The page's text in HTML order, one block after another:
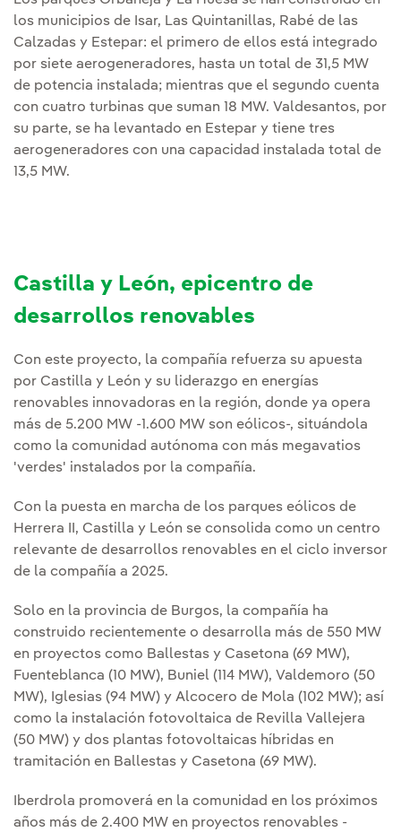
los municipios de Isar, Las Quintanillas, Rabé de las
Calzadas y Estepar: el primero de ellos está integrado
por siete aerogeneradores, hasta un total de 31,5 MW
de potencia instalada; mientras que el segundo cuenta
con cuatro turbinas que suman 18 MW. Valdesantos, por
su parte, se ha levantado en Estepar y tiene tres
aerogeneradores con una capacidad instalada total de
13,5 MW.
Castilla y León, epicentro de
desarrollos renovables
Con este proyecto, la compañía refuerza su apuesta
por Castilla y León y su liderazgo en energías
renovables innovadoras en la región, donde ya opera
más de 5.200 MW -1.600 MW son eólicos-, situándola
como la comunidad autónoma con más megavatios
'verdes' instalados por la compañía.
Con la puesta en marcha de los parques eólicos de
Herrera II, Castilla y León se consolida como un centro
relevante de desarrollos renovables en el ciclo inversor
de la compañía a 2025.
Solo en la provincia de Burgos, la compañía ha
construido recientemente o desarrolla más de 550 MW
en proyectos como Ballestas y Casetona (69 MW),
Fuenteblanca (10 MW), Buniel (114 MW), Valdemoro (50
MW), Iglesias (94 MW) y Alcocero de Mola (102 MW); así
como la instalación fotovoltaica de Revilla Vallejera
(50 MW) y dos plantas fotovoltaicas híbridas en
tramitación en Ballestas y Casetona (69 MW).
Iberdrola promoverá en la comunidad en los próximos
años más de 2.400 MW en proyectos renovables -